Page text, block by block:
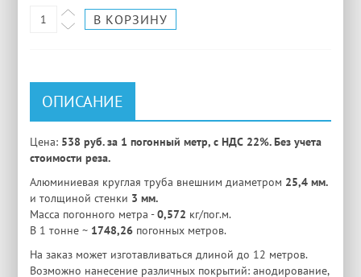
ОПИСАНИЕ
Цена: 538 руб. за 1 погонный метр, с НДС 22%. Без учета
стоимости реза.
Алюминиевая круглая труба внешним диаметром 25,4 мм.
и толщиной стенки 3 мм.
Масса погонного метра -0,572 кг/пог.м.
В 1 тонне ~ 1748,26 погонных метров.
На заказ может изготавливаться длиной до 12 метров.
Возможно нанесение различных покрытий: анодирование,